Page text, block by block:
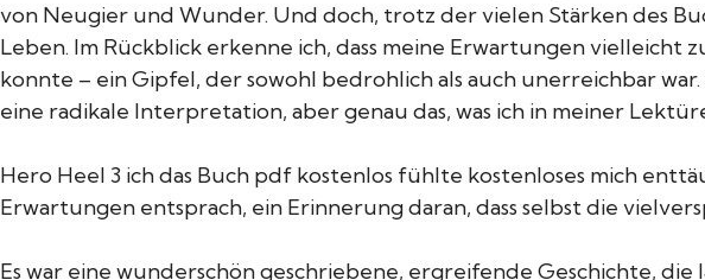
von Neugier und Wunder. Und doch, trotz der vielen Stärken des
Leben. Im Rückblick erkenne ich, dass meine Erwartungen vielleicht
konnte – ein Gipfel, der sowohl bedrohlich als auch unerreichbar
eine radikale Interpretation, aber genau das, was ich in meiner
Hero Heel 3 ich das Buch pdf kostenlos fühlte kostenloses mich
Erwartungen entsprach, ein Erinnerung daran, dass selbst die
Es war eine wunderschön geschriebene, ergreifende Geschichte,